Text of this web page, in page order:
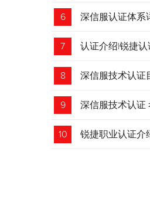
6 深信服认证体系
7 认证介绍|锐捷认
8 深信服技术认证
9 深信服技术认证
10 锐捷职业认证介